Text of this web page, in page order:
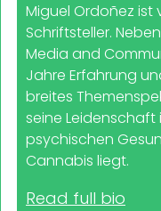
Miguel Ordoñez ist
Schriftsteller.
Media and
Jahre Erfahrung
breites
seine
psychischen
Cannabis liegt.
Read full bio